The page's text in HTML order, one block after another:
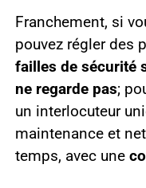
Franchement, si
pouvez régler des
failles de sécurité
ne regarde pas;
un interlocuteur
maintenance et
temps, avec une